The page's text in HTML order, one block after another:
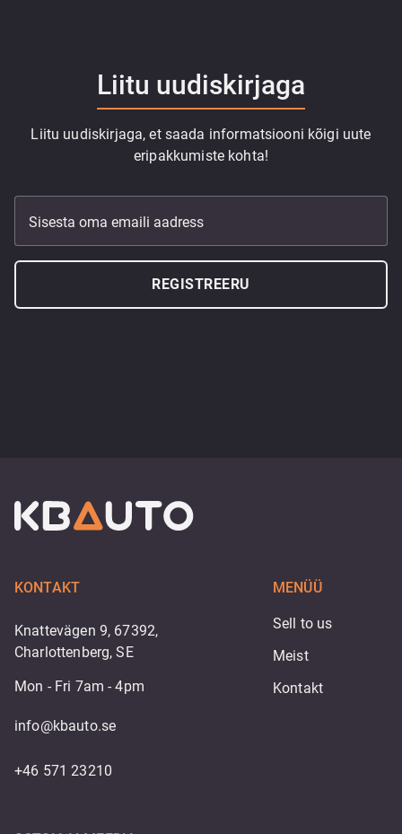
Liitu uudiskirjaga
Liitu uudiskirjaga, et saada informatsiooni kõigi uute
eripakkumiste kohta!
Sisesta oma emaili aadress
REGISTREERU
KONTAKT
Knattevägen 9, 67392,
Charlottenberg, SE
Mon - Fri 7am - 4pm
info@kbauto.se
+46 571 23210
MENÜÜ
Sell to us
Meist
Kontakt